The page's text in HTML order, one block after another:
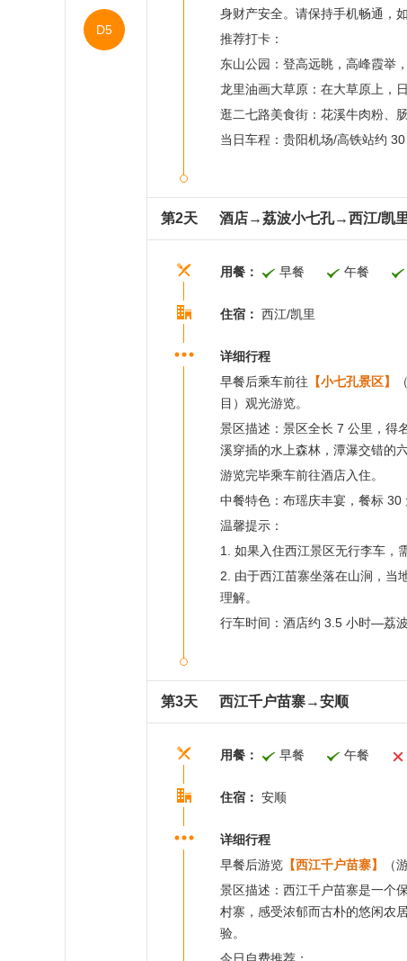
D5
身财产安全。请保持手机畅通，
推荐打卡：
东山公园：登高远眺，高峰霞举
龙里油画大草原：在大草原上，
逛二七路美食街：花溪牛肉粉、
当日车程：贵阳机场/高铁站约
第2天 酒店→荔波小七孔→西江/凯
用餐： 早餐 午餐
住宿： 西江/凯里
详细行程
早餐后乘车前往 【小七孔景区】
目）观光游览。
景区描述：景区全长 7 公里，得
溪穿插的水上森林，潭瀑交错的
游览完毕乘车前往酒店入住。
中餐特色：布瑶庆丰宴，餐标 30
温馨提示：
1. 如果入住西江景区无行李车，
2. 由于西江苗寨坐落在山涧，当
理解。
行车时间：酒店约 3.5 小时—荔
第3天 西江千户苗寨→安顺
用餐： 早餐 午餐
住宿： 安顺
详细行程
早餐后游览 【西江千户苗寨】
（
景区描述：西江千户苗寨是一个
村寨，感受浓郁而古朴的悠闲农
验。